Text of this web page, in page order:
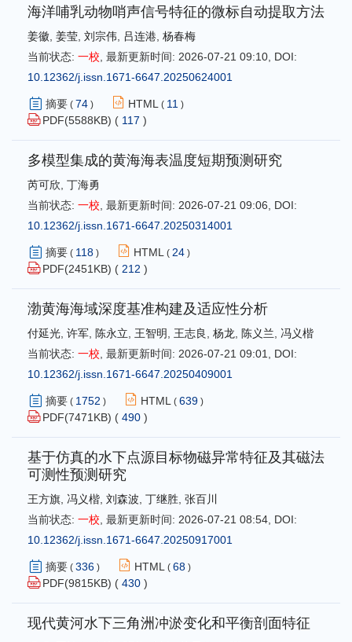
海洋哺乳动物哨声信号特征的微标自动提取方法
姜徽 姜莹 刘宗伟 吕连港 杨春梅
当前状态: 一校 最新更新时间: 2026-07-21 09:10 DOI:
10.12362/j.issn.1671-6647.20250624001
摘要 ( 74 ) HTML ( 11 )
PDF(5588KB) ( 117 )
多模型集成的黄海海表温度短期预测研究
芮可欣 丁海勇
当前状态: 一校 最新更新时间: 2026-07-21 09:06
DOI:
10.12362/j.issn.1671-6647.20250314001
摘要 ( 118 ) HTML ( 24 )
PDF(2451 KB) ( 212 )
渤黄海海域深度基准构建及适应性分析
付延光 许军 陈永立 王智明 王志良 杨龙 陈义兰
冯义楷
当前状态: 一校 最新更新时间: 2026-07-21 09:01
DOI:
10.12362/j.issn.1671-6647.20250409001
摘要 ( 1752 ) HTML ( 639 )
PDF(7471 KB) ( 490 )
基于仿真的水下点源目标物磁异常特征及其磁法
可测性预测研究
王方旗 冯义楷 刘森波 丁继胜 张百川
当前状态: 一校 最新更新时间: 2026-07-21 08:54 DOI:
10.12362/j.issn.1671-6647.20250917001
摘要 ( 336 ) HTML ( 68 )
PDF(9815KB) ( 430 )
现代黄河水下三角洲冲淤变化和平衡剖面特征